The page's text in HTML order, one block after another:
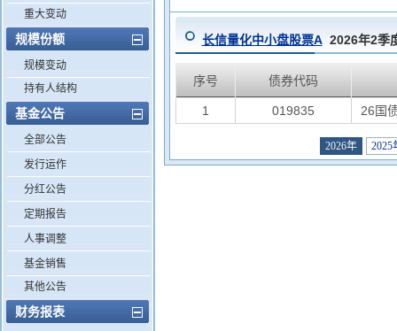
重大变动
规模份额
规模变动
持有人结构
基金公告
全部公告
发行运作
分红公告
定期报告
人事调整
基金销售
其他公告
财务报表
长信量化中小盘股票A2026年2季
序号 债券代码
1 019835 26国
2026年 2025